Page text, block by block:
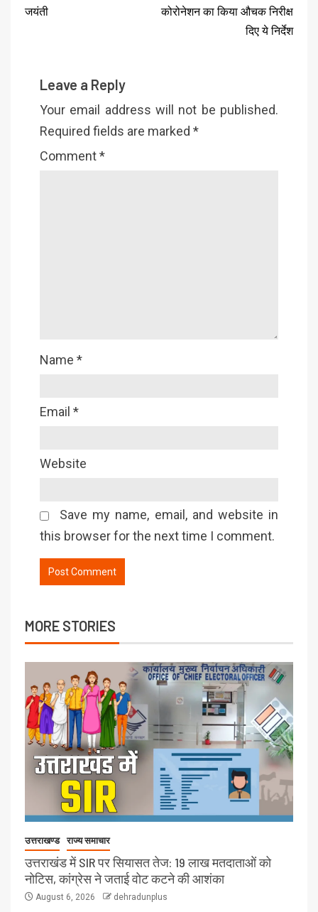
जयंती
कोरोनेशन का किया औचक निरीक्ष
दिए ये निर्देश
Leave a Reply
Your email address will not be published.
Required fields are marked *
Comment*
Name *
Email *
Website
Save my name, email, and website in
this browser for the next time I comment.
MORE STORIES
उत्तराखण्ड राज्य समाचार
उत्तराखंड में SIR पर सियासत तेज: 19 लाख मतदाताओं को
नोटिस, कांग्रेस ने जताई वोट कटने की आशंका
August 6, 2026 dehradunplus